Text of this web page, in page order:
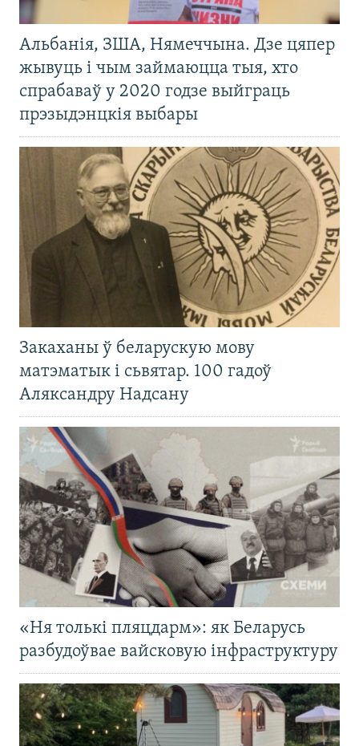
Альбанія, ЗША, Нямеччына. Дзе цяпер
жывуць і чым займаюцца тыя, хто
спрабаваў у 2020 годзе выйграць
прэзыдэнцкія выбары
Закаханы ў беларускую мову
матэматык і сьвятар. 100 гадоў
Аляксандру Надсану
«Ня толькі пляцдарм»: як Беларусь
разбудоўвае вайсковую інфраструктуру